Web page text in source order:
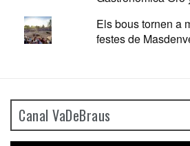
Els bous tornen a
festes de
Canal VaDeBraus